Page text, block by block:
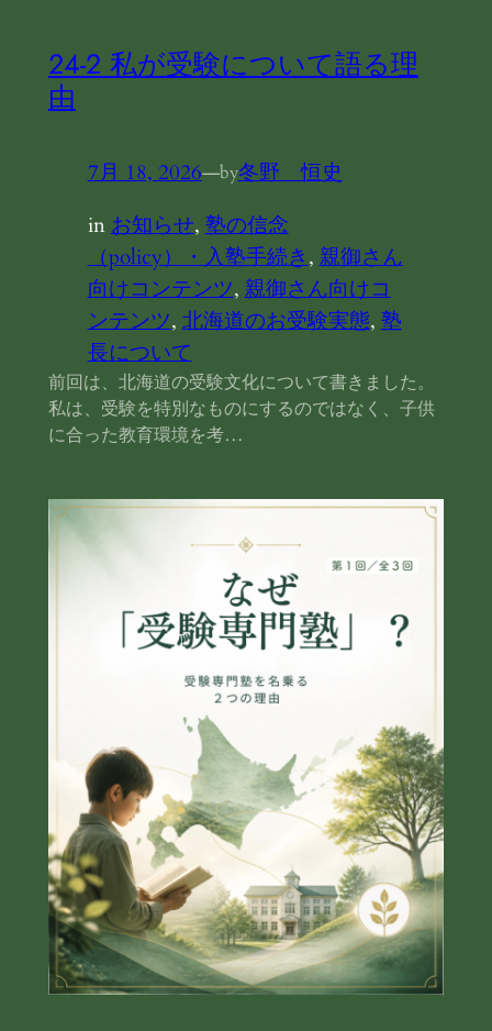
24‐2 私が受験について語る理
由
7月 18, 2026—by冬野 恒史
in お知らせ, 塾の信念
（policy）・入塾手続き, 親御さん
向けコンテンツ, 親御さん向けコ
ンテンツ, 北海道のお受験実態, 塾
長について
前回は、北海道の受験文化について書きました。
私は、受験を特別なものにするのではなく、子供
に合った教育環境を考…